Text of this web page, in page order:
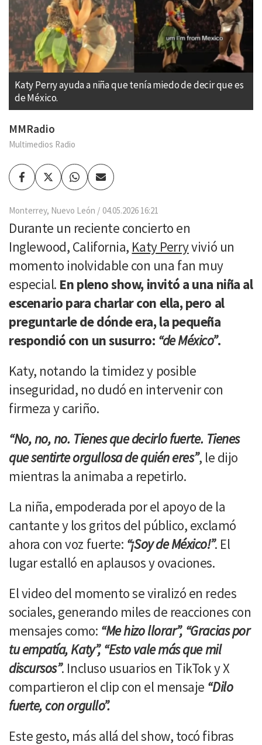
Katy Perry ayuda a niña que tenía miedo de decir que es
de México.
MMRadio
Multimedios Radio
FacebookTwitterWhatsapp
Enviar
por
Monterrey, Nuevo León 04.05.2026 16:21
Durante un reciente concierto en
Inglewood, California, Katy Perryvivió un
momento inolvidable con una fan muy
especial. En pleno show, invitó a una niña al
escenario para charlar con ella, pero al
preguntarle de dónde era, la pequeña
respondió con un susurro: “de México”.
Katy, notando la timidez y posible
inseguridad, no dudó en intervenir con
firmeza y cariño.
“No, no, no. Tienes que decirlo fuerte. Tienes
que sentirte orgullosa de quién eres”, le dijo
mientras la animaba a repetirlo.
La niña, empoderada por el apoyo de la
cantante y los gritos del público, exclamó
ahora con voz fuerte: “¡Soy de México!”. El
lugar estalló en aplausos y ovaciones.
El video del momento se viralizó en redes
sociales, generando miles de reacciones con
mensajes como: “Me hizo llorar”, “Gracias por
tu empatía, Katy”, “Esto vale más que mil
discursos”. Incluso usuarios en TikTok y X
compartieron el clip con el mensaje “Dilo
fuerte, con orgullo”.
Este gesto, más allá del show, tocó fibras